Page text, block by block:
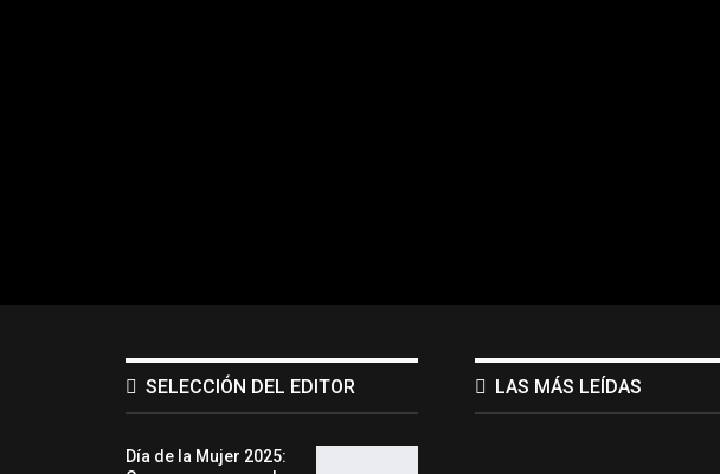
SELECCIÓN DEL EDITOR
Día de la Mujer 2025:
LAS MÁS LEÍDAS